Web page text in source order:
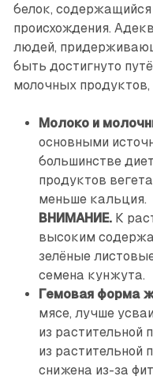
белок,
происхождения.
людей,
быть достигнуто
молочных
Молоко и
основными
большинстве
продуктов
меньше кальция.
ВНИМАНИЕ.К
высоким
зелёные
семена кунжута.
Гемовая форма
мясе, лучше
из растительной
из
снижена из-за